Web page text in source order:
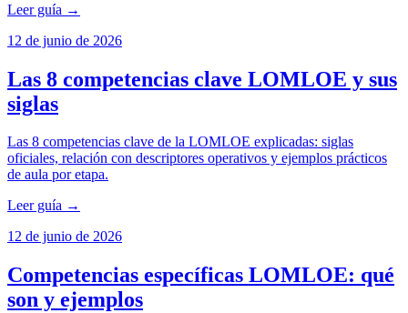
Leer guía →
12 de junio de 2026
Las 8 competencias clave LOMLOE y sus
siglas
Las 8 competencias clave de la LOMLOE explicadas: siglas
oficiales, relación con descriptores operativos y ejemplos prácticos
de aula por etapa.
Leer guía →
12 de junio de 2026
Competencias específicas LOMLOE: qué
son y ejemplos